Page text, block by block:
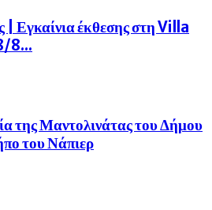
Εγκαίνια έκθεσης στη Villa
8...
της Μαντολινάτας του Δήμου
του Νάπιερ